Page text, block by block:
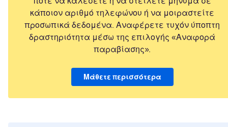
κάποιον αριθμό τηλεφώνου ή να μοιραστείτε
προσωπικά δεδομένα. Αναφέρετε τυχόν ύποπτη
δραστηριότητα μέσω της επιλογής «Αναφορά
παραβίασης».
Μάθετε περισσότερα